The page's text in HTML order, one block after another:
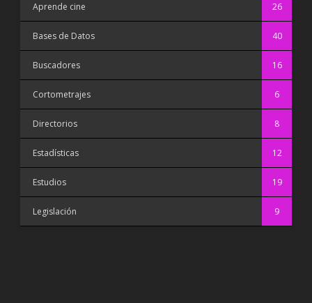
Aprende cine 26
Bases de Datos 40
Buscadores 16
Cortometrajes 6
Directorios 8
Estadísticas 12
Estudios 19
Legislación 9